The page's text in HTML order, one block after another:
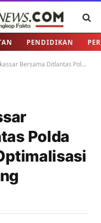
PENDIDIKAN
Polda Sulsel Sinergi Optimalisasi Penerapan Tilang Elektronik
Polda